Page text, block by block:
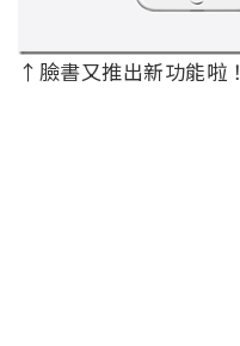
↑臉書又推出新功能啦！